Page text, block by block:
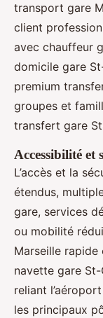
transport gare
client
avec chauffeur
domicile gare
premium
groupes et
transfert gare
Accessibilité et
L’accès et la
étendus,
gare, services
ou mobilité
Marseille rapide
navette gare
reliant
les principaux